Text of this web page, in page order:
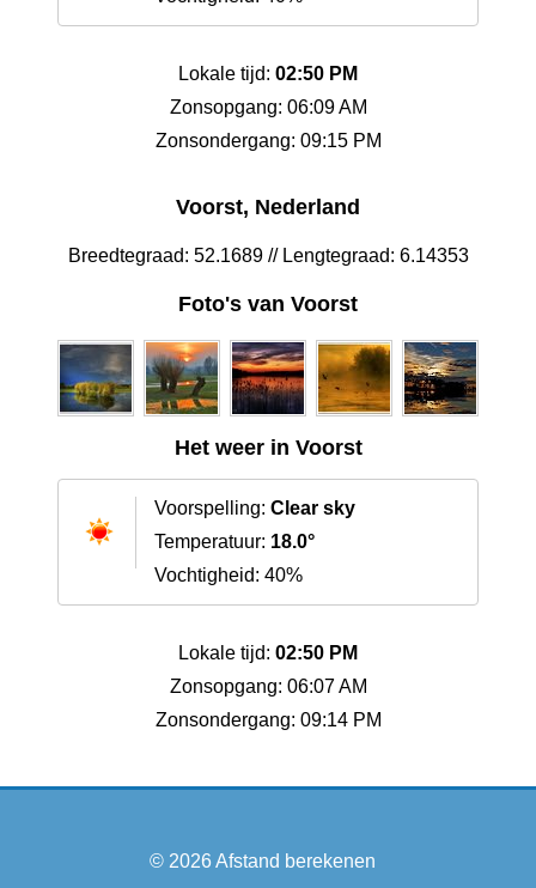
Lokale tijd: 02:50 PM
Zonsopgang: 06:09 AM
Zonsondergang: 09:15 PM
Voorst, Nederland
Breedtegraad: 52.1689 // Lengtegraad: 6.14353
Foto's van Voorst
Het weer in Voorst
Voorspelling: Clear sky
Temperatuur: 18.0°
Vochtigheid: 40%
Lokale tijd: 02:50 PM
Zonsopgang: 06:07 AM
Zonsondergang: 09:14 PM
© 2026Afstand berekenen